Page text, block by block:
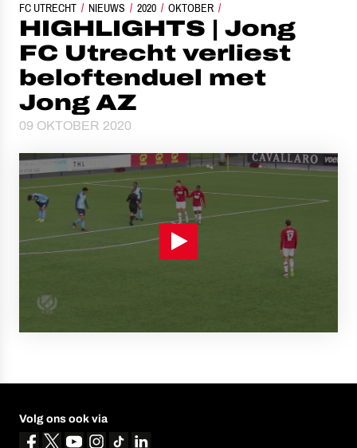
FC UTRECHT NIEUWS 2020 OKTOBER
HIGHLIGHTS | JONG FC UTRECHT VERLIEST BELOFTENDUEL MET
HIGHLIGHTS | Jong
FC Utrecht verliest
beloftenduel met
Jong AZ
09 OKTOBER 2020
Volg ons ook via